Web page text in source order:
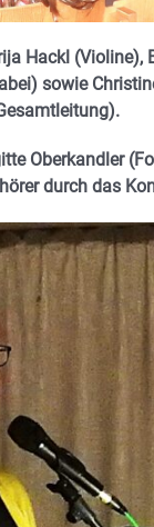
Hackl
sowie
Oberkandler
durch das